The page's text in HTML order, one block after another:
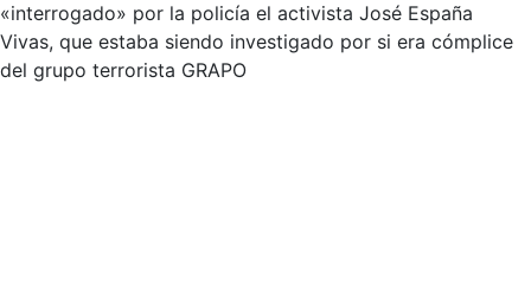
«interrogado» por la policía el activista José España
Vivas, que estaba siendo investigado por si era cómplice
del grupo terrorista GRAPO